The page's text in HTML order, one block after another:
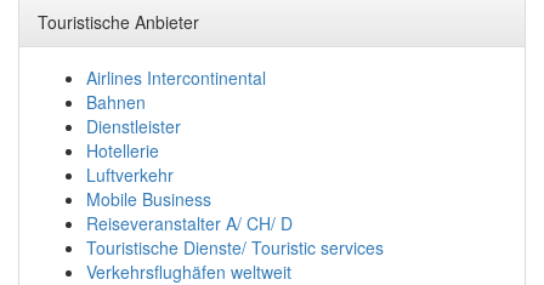
Touristische Anbieter
Airlines Intercontinental
Bahnen
Dienstleister
Hotellerie
Luftverkehr
Mobile Business
Reiseveranstalter A/ CH/ D
Touristische Dienste/ Touristic services
Verkehrsflughäfen weltweit